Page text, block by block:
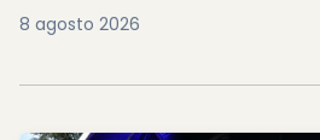
8 agosto 2026